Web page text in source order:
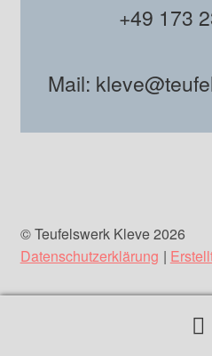
+49 173
Mail:
© Teufelswerk Kleve 2026
Datenschutzerklärung